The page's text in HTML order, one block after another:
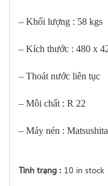
– Khối lượng : 58 kgs
– Kích thước : 480 x
– Thoát nước liên tục
– Môi chất : R 22
– Máy nén : Matsushita
Tình trạng : 10 in stock